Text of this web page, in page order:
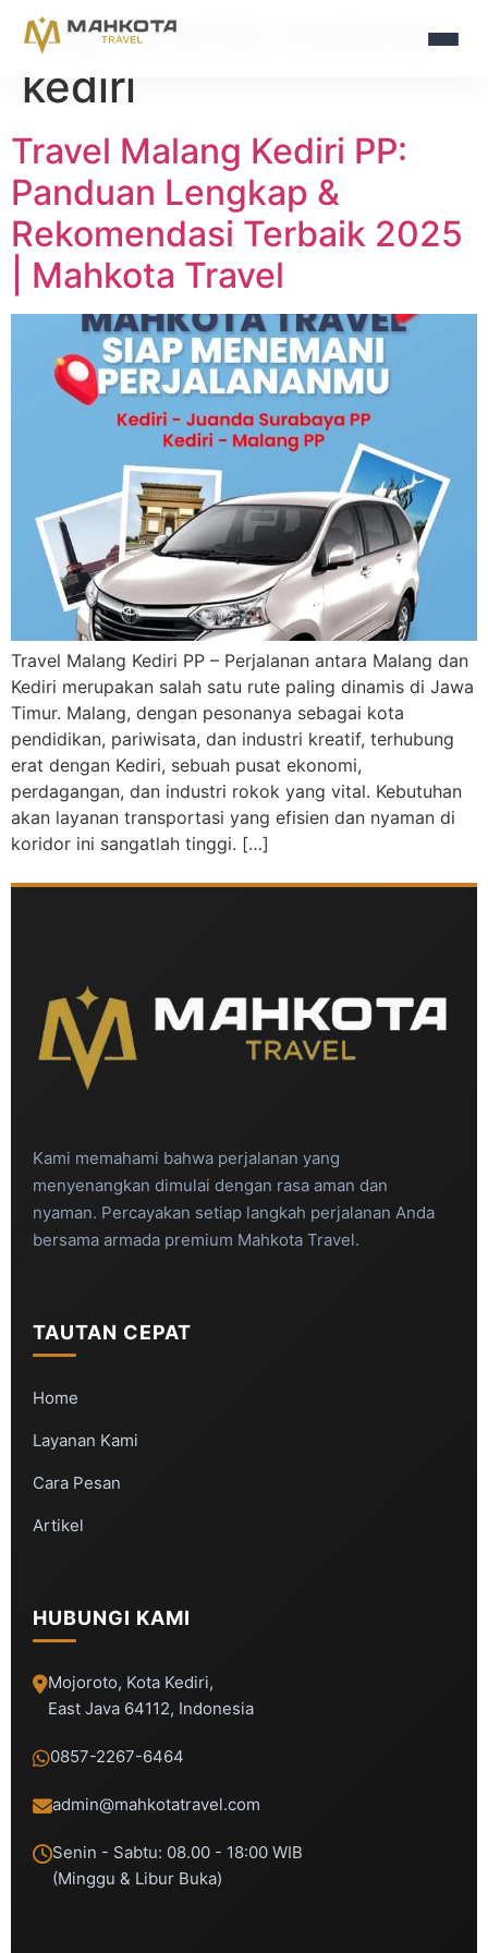
Tag:shuttle malang
kediri
Travel Malang Kediri PP:
Panduan Lengkap &
Rekomendasi Terbaik 2025
| Mahkota Travel
Travel Malang Kediri PP – Perjalanan antara Malang dan
Kediri merupakan salah satu rute paling dinamis di Jawa
Timur. Malang, dengan pesonanya sebagai kota
pendidikan, pariwisata, dan industri kreatif, terhubung
erat dengan Kediri, sebuah pusat ekonomi,
perdagangan, dan industri rokok yang vital. Kebutuhan
akan layanan transportasi yang efisien dan nyaman di
koridor ini sangatlah tinggi. […]
Kami memahami bahwa perjalanan yang
menyenangkan dimulai dengan rasa aman dan
nyaman. Percayakan setiap langkah perjalanan Anda
bersama armada premium Mahkota Travel.
TAUTAN CEPAT
Home
Layanan Kami
Cara Pesan
Artikel
HUBUNGI KAMI
Mojoroto, Kota Kediri,
East Java 64112, Indonesia
0857-2267-6464
admin@mahkotatravel.com
Senin - Sabtu: 08.00 - 18:00 WIB
(Minggu & Libur Buka)